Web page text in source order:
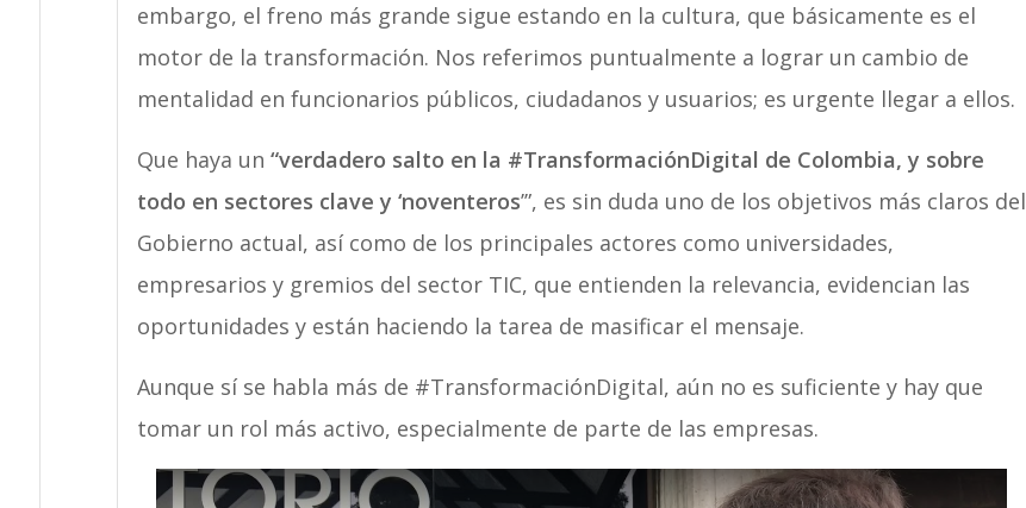
embargo, el freno más grande sigue estando en la cultura, que básicamente es el
motor de la transformación. Nos referimos puntualmente a lograr un cambio de
mentalidad en funcionarios públicos, ciudadanos y usuarios; es urgente llegar a ellos.
Que haya un “verdadero salto en la #TransformaciónDigital de Colombia, y sobre
todo en sectores clave y ‘noventeros’”, es sin duda uno de los objetivos más claros del
Gobierno actual, así como de los principales actores como universidades,
empresarios y gremios del sector TIC, que entienden la relevancia, evidencian las
oportunidades y están haciendo la tarea de masificar el mensaje.
Aunque sí se habla más de #TransformaciónDigital, aún no es suficiente y hay que
tomar un rol más activo, especialmente de parte de las empresas.